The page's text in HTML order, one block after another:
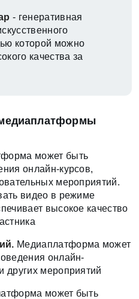
- генеративная
которой можно
качества за
может быть
онлайн-курсов,
мероприятий.
видео в режиме
высокое качество
Медиаплатформа может
онлайн-
других мероприятий
может быть